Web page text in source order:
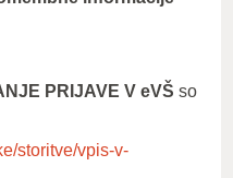
PRIJAVE V eVŠ so
storitve/vpis-v-